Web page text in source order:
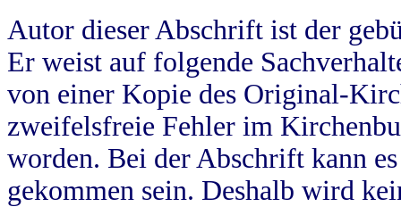
Autor dieser Abschrift ist der
Er weist auf folgende
von einer Kopie des Original-
zweifelsfreie Fehler im
worden. Bei der Abschrift kann
gekommen sein. Deshalb wird